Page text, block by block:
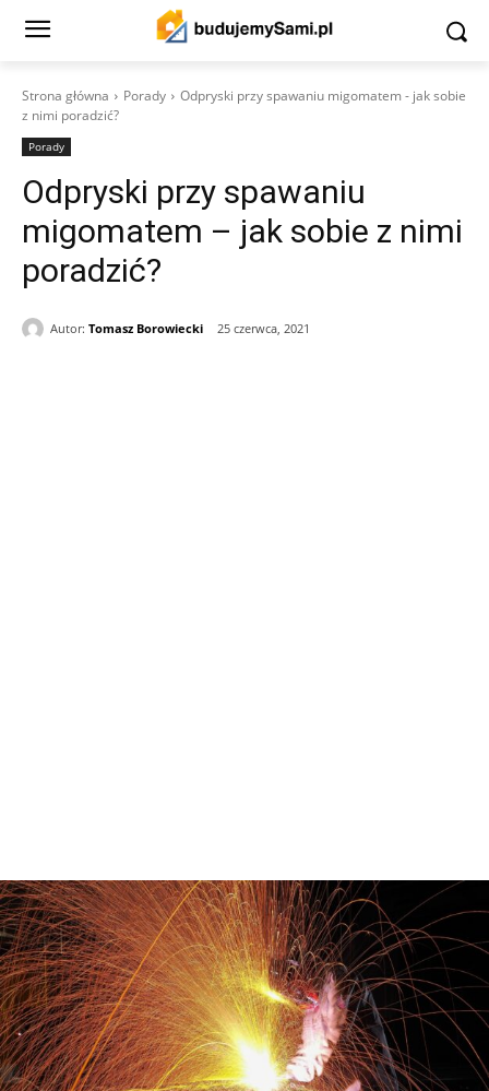
Strona główna Porady
Odpryski przy spawaniu migomatem - jak sobie
z nimi poradzić?
Porady
Odpryski przy spawaniu
migomatem – jak sobie z nimi
poradzić?
Autor: Tomasz Borowiecki 25 czerwca, 2021